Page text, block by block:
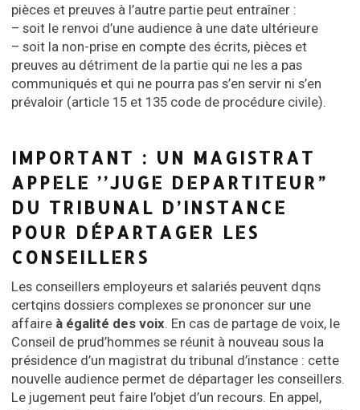
pièces et preuves à l’autre partie peut entraîner :
– soit le renvoi d’une audience à une date ultérieure
– soit la non-prise en compte des écrits, pièces et
preuves au détriment de la partie qui ne les a pas
communiqués et qui ne pourra pas s’en servir ni s’en
prévaloir (article 15 et 135 code de procédure civile).
IMPORTANT : UN MAGISTRAT
APPELE ’’JUGE DEPARTITEUR”
DU TRIBUNAL D’INSTANCE
POUR DÉPARTAGER LES
CONSEILLERS
Les conseillers employeurs et salariés peuvent dqns
certqins dossiers complexes se prononcer sur une
affaire à égalité des voix. En cas de partage de voix, le
Conseil de prud’hommes se réunit à nouveau sous la
présidence d’un magistrat du tribunal d’instance : cette
nouvelle audience permet de départager les conseillers.
Le jugement peut faire l’objet d’un recours. En appel,